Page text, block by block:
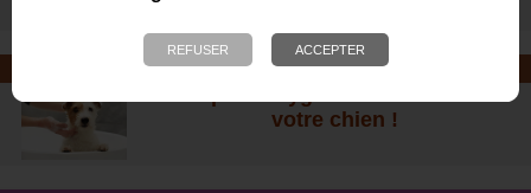
SOINS ET SHAMPOOING
votre chien !